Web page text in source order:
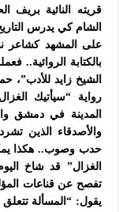
قريته النائية
الشام كي يدرس
على المشهد كشاعر
بالكتابة الروائية..
الشيخ زايد للأدب”،
المدينة في دمشق
والأصدقاء الذين
حدب وصوب.. هكذا
الغزال” قد شاخ
تفصح عن قناعات
يقول: “المسألة تتعلق